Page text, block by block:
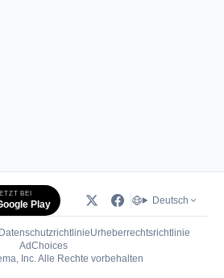
BEI
Play Deutsch
DatenschutzrichtlinieUrheberrechtsrichtlinie
AdChoices(öffnet in neuem Tab)
Inc. Alle Rechte vorbehalten